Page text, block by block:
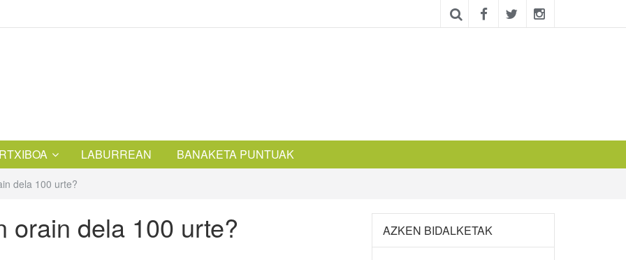
LABURREAN BANAKETA PUNTUAK
dela 100 urte?
orain dela 100 urte? AZKEN BIDALKETAK